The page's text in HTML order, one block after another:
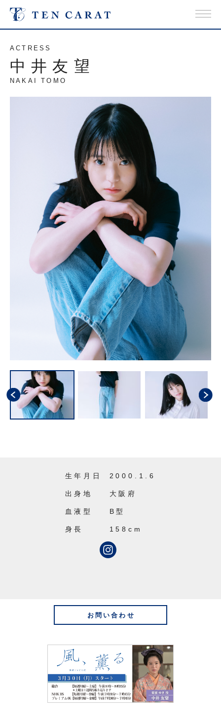
ACTRESS
中井友望
NAKAI TOMO
生年月日 2000.1.6
出身地 大阪府
血液型 B型
身長 158cm
お問い合わせ